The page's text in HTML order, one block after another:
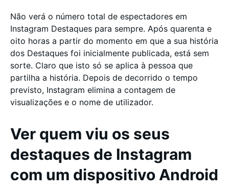
Não verá o número total de espectadores em
Instagram Destaques para sempre. Após quarenta e
oito horas a partir do momento em que a sua história
dos Destaques foi inicialmente publicada, está sem
sorte. Claro que isto só se aplica à pessoa que
partilha a história. Depois de decorrido o tempo
previsto, Instagram elimina a contagem de
visualizações e o nome de utilizador.
Ver quem viu os seus
destaques de Instagram
com um dispositivo Android